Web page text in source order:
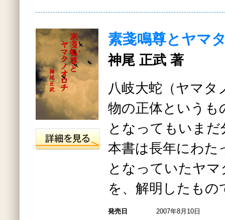
素戔鳴尊とヤマ
神尾 正武 著
八岐大蛇（ヤマタ
物の正体というも
となってもいま
本書は長年にわた
となっていたヤ
を、解明したもの
発売日 2007年8月10日